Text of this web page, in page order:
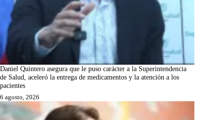
Daniel Quintero asegura que le puso carácter a la Superintendencia
de Salud, aceleró la entrega de medicamentos y la atención a los
pacientes
6 agosto, 2026